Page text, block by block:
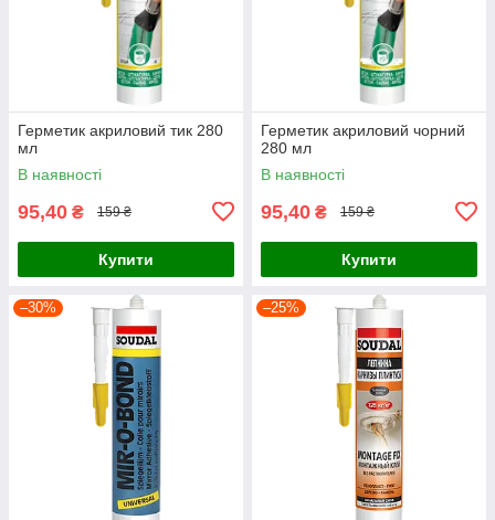
Герметик акриловий тик 280
мл
В наявності
95,40 ₴ 159 ₴
Купити
Герметик акриловий чорний
280 мл
В наявності
95,40 ₴ 159 ₴
Купити
–30% –25%